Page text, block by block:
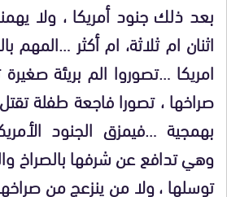
بعد ذلك جنود أمريكا ، ولا
اثنان ام ثلاثة، ام أكثر …المهم
امريكا …تصوروا الم بريئة
صراخها ، تصورا فاجعة طفلة تقتل
بهمجية …فيمزق الجنود
وهي تدافع عن شرفها بالصراخ
توسلها ، ولا من ينزعج من